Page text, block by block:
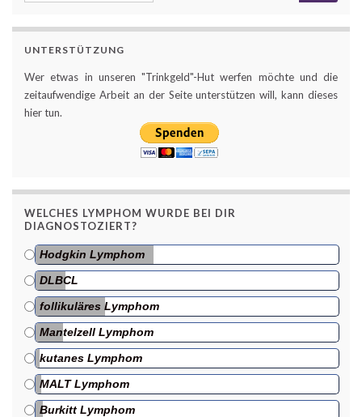
UNTERSTÜTZUNG
Wer etwas in unseren "Trinkgeld"-Hut werfen möchte und die
zeitaufwendige Arbeit an der Seite unterstützen will, kann dieses
hier tun.
WELCHES LYMPHOM WURDE BEI DIR
DIAGNOSTOZIERT?
Hodgkin Lymphom
DLBCL
follikuläres Lymphom
Mantelzell Lymphom
kutanes Lymphom
MALT Lymphom
Burkitt Lymphom